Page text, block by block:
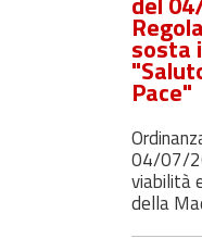
sosta
Pace"
04/07/
viabilità
della